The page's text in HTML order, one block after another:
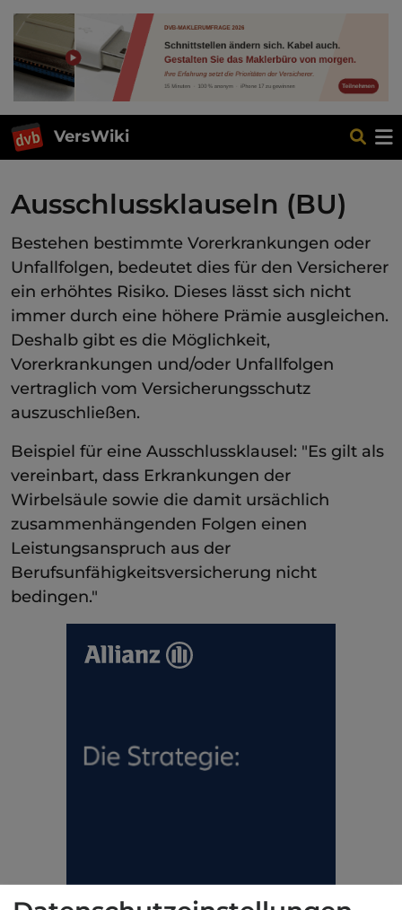
VersWiki
Ausschlussklauseln (BU)
Bestehen bestimmte Vorerkrankungen oder
Unfallfolgen, bedeutet dies für den Versicherer
ein erhöhtes Risiko. Dieses lässt sich nicht
immer durch eine höhere Prämie ausgleichen.
Deshalb gibt es die Möglichkeit,
Vorerkrankungen und/oder Unfallfolgen
vertraglich vom Versicherungsschutz
auszuschließen.
Beispiel für eine Ausschlussklausel: "Es gilt als
vereinbart, dass Erkrankungen der
Wirbelsäule sowie die damit ursächlich
zusammenhängenden Folgen einen
Leistungsanspruch aus der
Berufsunfähigkeitsversicherung nicht
bedingen."